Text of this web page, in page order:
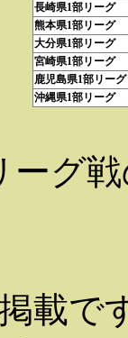
長崎県1部リーグ
熊本県1部リーグ
大分県1部リーグ
宮崎県1部リーグ
鹿児島県1部リーグ
沖縄県1部リーグ
グ
載で